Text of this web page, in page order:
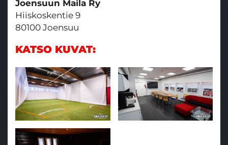
Joensuun Maila Ry
Hiiskoskentie 9
80100 Joensuu
KATSO KUVAT: